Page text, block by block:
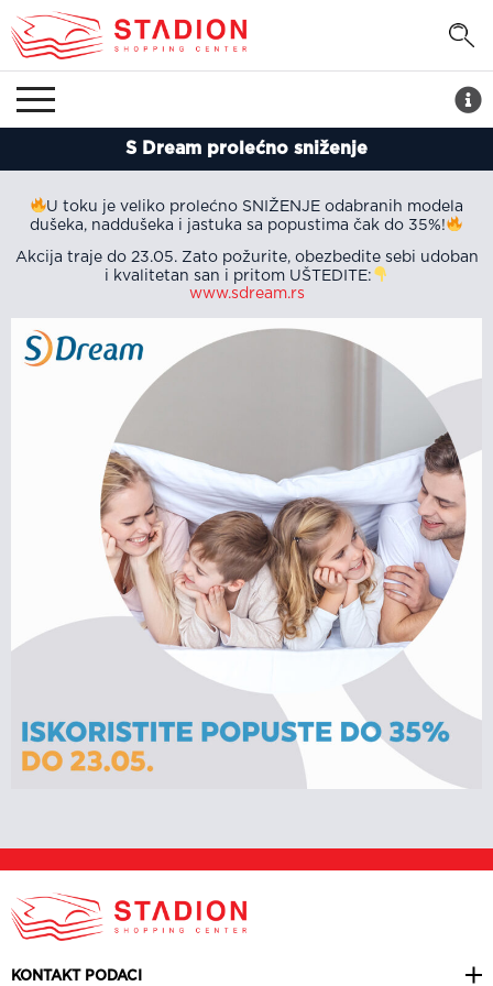
S Dream prolećno sniženje
U toku je veliko prolećno SNIŽENJE odabranih modela
dušeka, naddušeka i jastuka sa popustima čak do 35%!
Akcija traje do 23.05. Zato požurite, obezbedite sebi udoban
i kvalitetan san i pritom UŠTEDITE:
www.sdream.rs
KONTAKT PODACI